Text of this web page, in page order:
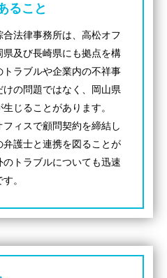
ること
法律事務所は、高松オフ
県及び長崎県にも拠点を構
トラブルや企業内の不祥事
の問題ではなく、岡山県
じることがあります。
ィスで顧問契約を締結し
護士と連携を図ることが
トラブルについても迅速
。